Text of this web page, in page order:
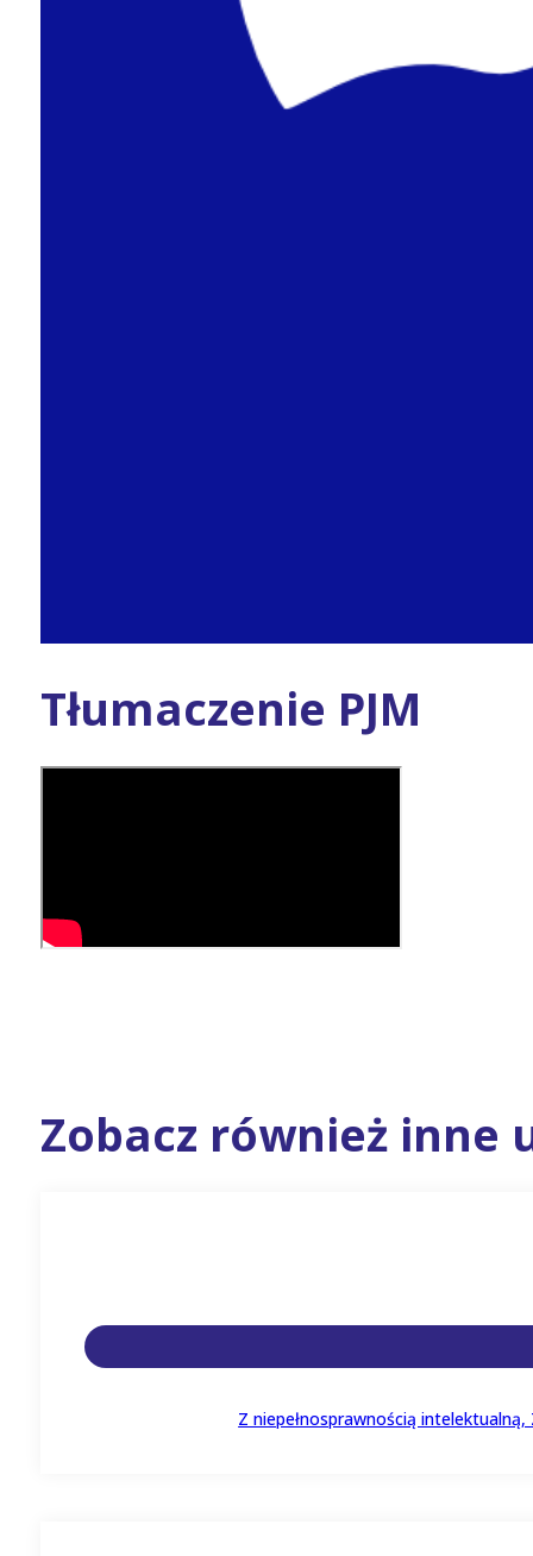
Tłumaczenie PJM
Zobacz również inne
Z niepełnosprawnością